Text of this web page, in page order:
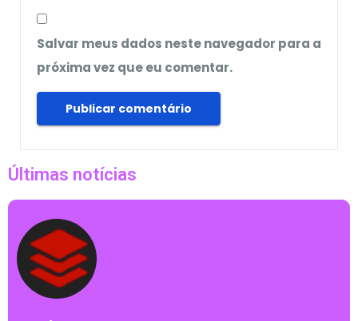
Salvar meus dados neste navegador para a
próxima vez que eu comentar.
Últimas notícias